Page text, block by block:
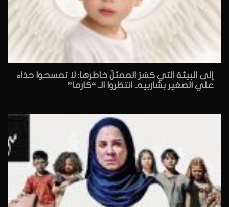
إلى البيئة التي كسَرَ الممثلُ خاطرها: لا تمسحوا حذاء
علي الصغير بشاربيه.. انتظروا الـ “كارما”